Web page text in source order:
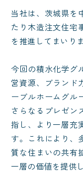
当社は、茨城県を
たり木造注文住宅
を推進してまいり
今回の積水化学グ
営資源、ブランド
ーブルホームグル
さらなるプレゼン
指し、より一層充
す。これにより、
質な住まいの共有
一層の価値を提供